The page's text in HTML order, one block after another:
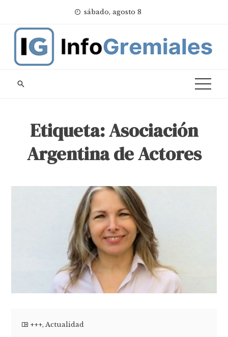
content
sábado, agosto 8
Etiqueta:Asociación
Argentina de Actores
+++,Actualidad